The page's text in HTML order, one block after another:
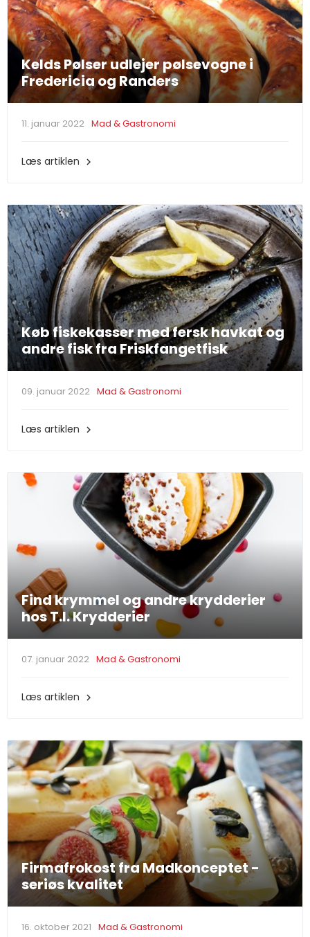
Kelds Pølser udlejer pølsevogne i
Fredericia og Randers
11. januar 2022 Mad & Gastronomi
Læs artiklen 
Køb fiskekasser med fersk havkat og
andre fisk fra Friskfangetfisk
09. januar 2022 Mad & Gastronomi
Læs artiklen 
Find krymmel og andre krydderier
hos T.I. Krydderier
07. januar 2022 Mad & Gastronomi
Læs artiklen 
Firmafrokost fra Madkonceptet -
seriøs kvalitet
16. oktober 2021 Mad & Gastronomi